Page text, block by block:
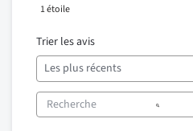
1étoile
Trier les avis